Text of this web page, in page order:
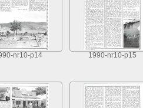
nr10-p14 1990-nr10-p15